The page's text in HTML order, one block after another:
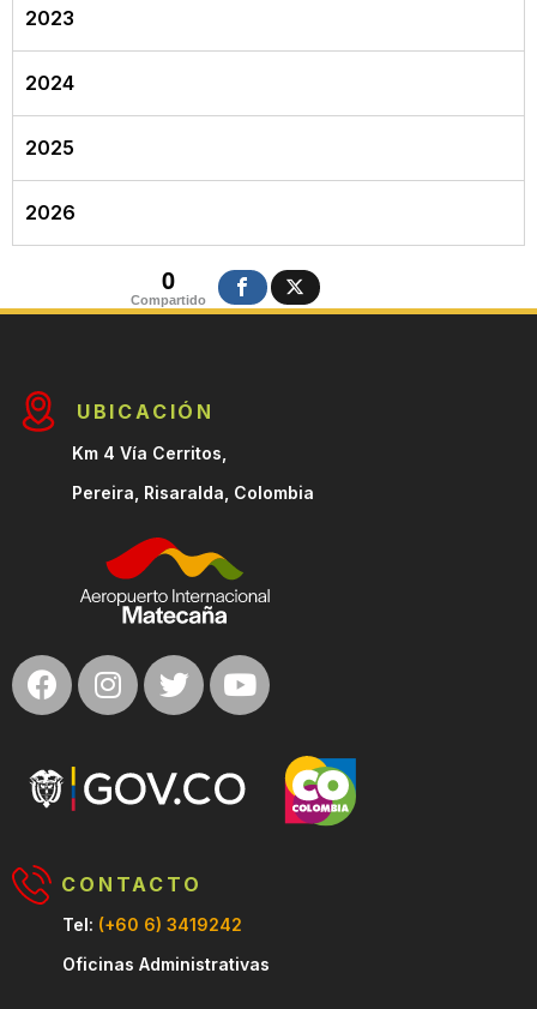
2023
2024
2025
2026
0
Compartido
UBICACIÓN
Km 4 Vía Cerritos,
Pereira, Risaralda, Colombia
CONTACTO
Tel: (+60 6) 3419242
Oficinas Administrativas